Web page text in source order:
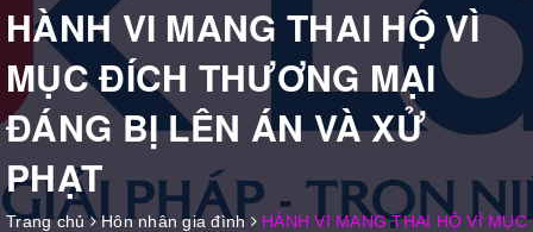
HÀNH VI MANG THAI HỘ VÌ
MỤC ĐÍCH THƯƠNG MẠI
ĐÁNG BỊ LÊN ÁN VÀ XỬ
PHẠT
Trang chủ Hôn nhân gia đình
HÀNH VI MANG THAI HỘ VÌ MỤC